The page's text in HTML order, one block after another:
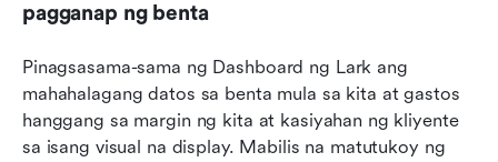
pagganap ng benta
Pinagsasama-sama ng Dashboard ng Lark ang
mahahalagang datos sa benta mula sa kita at gastos
hanggang sa margin ng kita at kasiyahan ng kliyente
sa isang visual na display. Mabilis na matutukoy ng